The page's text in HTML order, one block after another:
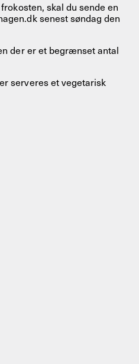
skal du sende en
senest søndag den
der er et begrænset antal
serveres et vegetarisk